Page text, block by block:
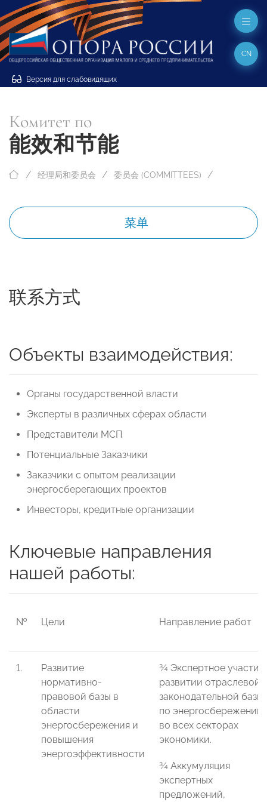
Версия для слабовидящих
CN
Комитет по
能效和节能
经理局和委员会 委员会 (COMMITTEES)
菜单
联系方式
Объекты взаимодействия:
Органы государственной власти
Эксперты в различных сферах области
Представители МСП
Потенциальные Заказчики
Заказчики с опытом реализации
энергосберегающих проектов
Инвесторы, кредитные организации
Ключевые направления
нашей работы:
№ Цели Направление работ
1.
Развитие
нормативно-
правовой базы в
области
энергосбережения и
повышения
энергоэффективности
¾ Экспертное участие
развитии отраслевой
законодательной базы
по энергосбережению
во всех секторах
экономики.
¾ Аккумуляция
экспертных
предложений,